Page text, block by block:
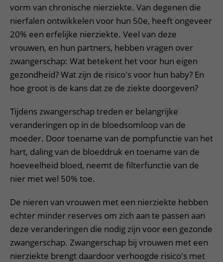
vorm van chronische nierziekte. Van degenen die
nierfalen ontwikkelen voor hun 50e, heeft ongeveer
20% een erfelijke nierziekte. Veel van deze
vrouwen, en hun partners, hebben vragen over
zwangerschap: Wat betekent het voor hun eigen
gezondheid? Wat zijn de risico's voor hun baby? En
hoe groot is de kans dat ze de ziekte doorgeven?
Tijdens zwangerschap treden er belangrijke
veranderingen op in de bloedsomloop van de
moeder. Door toename van de pompfunctie van het
hart, daling van de bloeddruk en toename van de
hoeveelheid bloed, neemt de filterfunctie van de
nier met wel 50% toe.
De nieren van vrouwen met een nierziekte hebben
echter minder reserves om zich aan te passen aan
deze veranderingen die nodig zijn voor een gezonde
zwangerschap. Zwangerschap bij vrouwen met een
nierziekte brengt daardoor verhoogde risico's met